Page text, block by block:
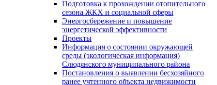
Подготовка к прохождении отопительного
сезона ЖКХ и социальной сферы
Энергосбережение и повышение
энергетической эффективности
Проекты
Информация о состоянии окружающей
среды (экологическая информация)
Слюдянского муниципального района
Постановления о выявлении бесхозяйного
ранее учтенного объекта недвижимости